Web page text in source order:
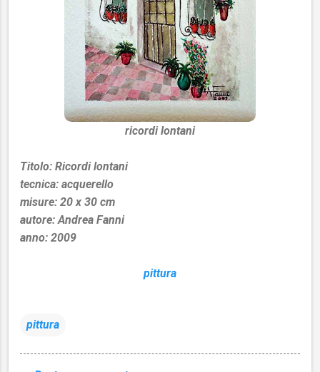
ricordi lontani
Titolo: Ricordi lontani
tecnica: acquerello
misure: 20 x 30 cm
autore: Andrea Fanni
anno: 2009
pittura
pittura